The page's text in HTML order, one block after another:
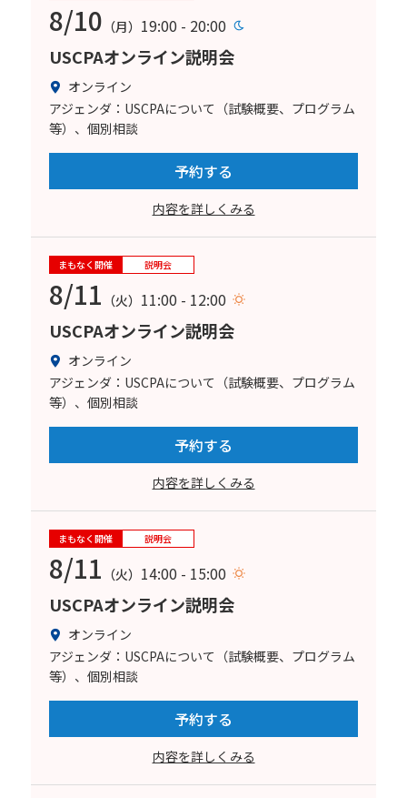
8/10 （月） 19:00 - 20:00
USCPAオンライン説明会
オンライン
アジェンダ：USCPAについて（試験概要、プログラム
等）、個別相談
予約する
内容を詳しくみる
まもなく開催 説明会
8/11 （火） 11:00 - 12:00
USCPAオンライン説明会
オンライン
アジェンダ：USCPAについて（試験概要、プログラム
等）、個別相談
予約する
内容を詳しくみる
まもなく開催 説明会
8/11 （火） 14:00 - 15:00
USCPAオンライン説明会
オンライン
アジェンダ：USCPAについて（試験概要、プログラム
等）、個別相談
予約する
内容を詳しくみる